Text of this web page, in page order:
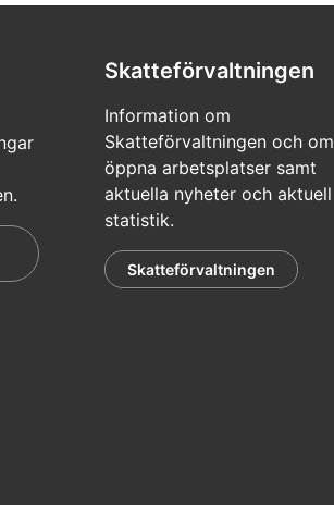
Skatteförvaltningen
Information om
Skatteförvaltningen och om
öppna arbetsplatser samt
aktuella nyheter och aktuell
statistik.
Skatteförvaltningen